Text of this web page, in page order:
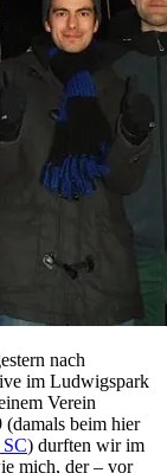
nach
im Ludwigspark
Verein
beim hier
) durften wir im
mich, der – vor